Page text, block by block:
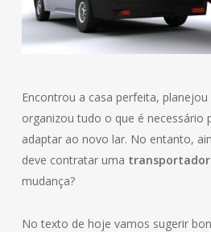
Encontrou a casa perfeita,
organizou tudo o que é necessário
adaptar ao novo lar. No entanto,
deve contratar uma
mudança?
No texto de hoje vamos sugerir